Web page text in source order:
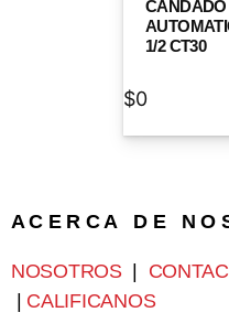
CANDADO
1/2 CT30
$0
A C E R C A D E N O
NOSOTROS|
CALIFICANOS